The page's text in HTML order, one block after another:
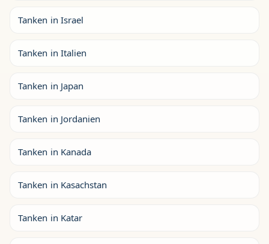
Tanken in Israel
Tanken in Italien
Tanken in Japan
Tanken in Jordanien
Tanken in Kanada
Tanken in Kasachstan
Tanken in Katar